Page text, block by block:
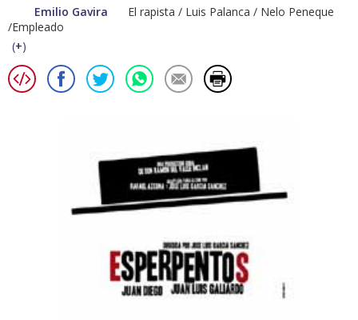
Emilio Gavira
El rapista / Luis Palanca / Nelo Peneque
/Empleado
(+)